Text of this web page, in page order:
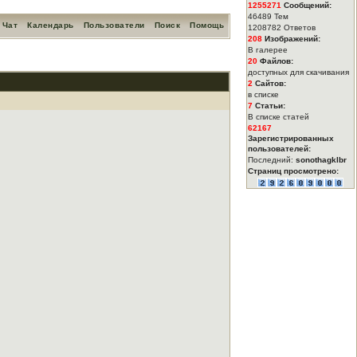
Помощь
Поиск
Пользователи
Календарь
Чат
1255271 Сообщений:
46489 Тем
1208782 Ответов
208 Изображений:
В галерее
20 Файлов:
доступных для скачивания
2 Сайтов:
в списке
7 Статьи:
В списке статей
62167
Зарегистрированных
пользователей:
Последний: sonothagklbr
Страниц просмотрено: